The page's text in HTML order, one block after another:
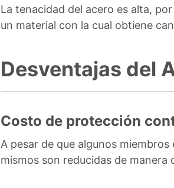
La tenacidad del acero es alta,
un material con la cual obtiene
Desventajas del
Costo de protección
A pesar de que algunos
mismos son reducidas de